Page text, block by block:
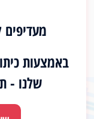
מעדיפים
באמצעות
שלנו -